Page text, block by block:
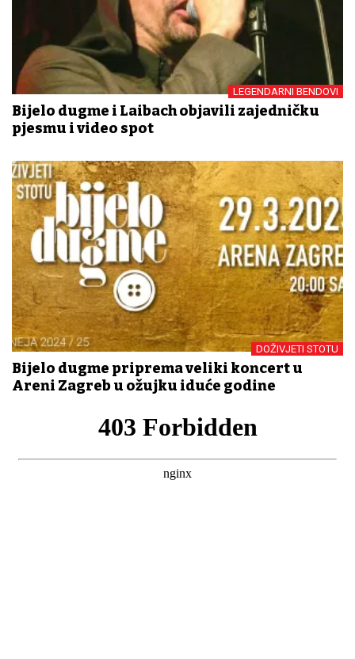
LEGENDARNI BENDOVI
Bijelo dugme i Laibach objavili zajedničku
pjesmu i video spot
DOŽIVJETI STOTU
Bijelo dugme priprema veliki koncert u
Areni Zagreb u ožujku iduće godine